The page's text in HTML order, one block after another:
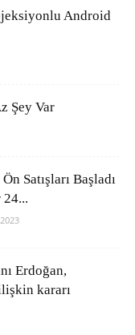
Android
Şey Var
Satışları Başladı
Erdoğan,
kararı